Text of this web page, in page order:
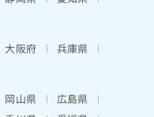
大阪府
兵庫県
岡山県
広島県